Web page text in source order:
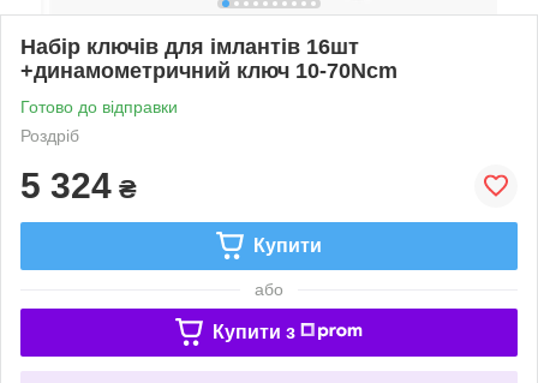
Набір ключів для імлантів 16шт
+динамометричний ключ 10-70Ncm
Готово до відправки
Роздріб
5 324 ₴
Купити
або
Купити з